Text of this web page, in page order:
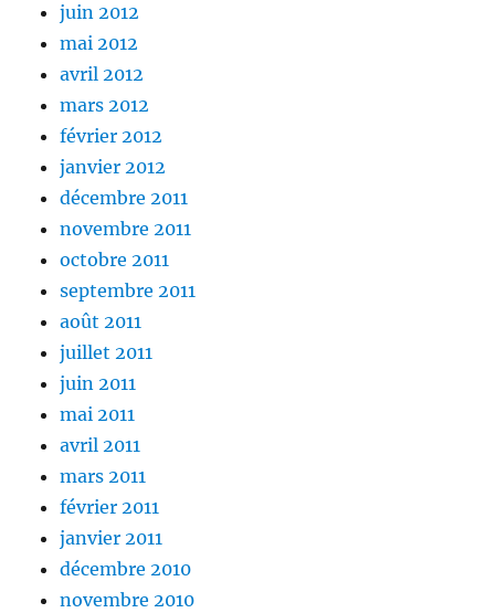
juin 2012
mai 2012
avril 2012
mars 2012
février 2012
janvier 2012
décembre 2011
novembre 2011
octobre 2011
septembre 2011
août 2011
juillet 2011
juin 2011
mai 2011
avril 2011
mars 2011
février 2011
janvier 2011
décembre 2010
novembre 2010